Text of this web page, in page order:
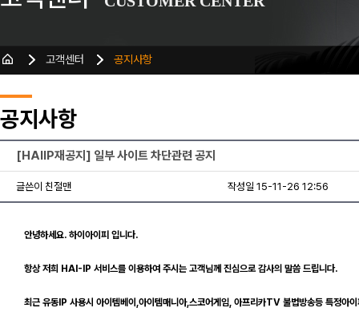
고객센터 공지사항
공지사항
[HAIIP재공지] 일부 사이트 차단관련 공지
글쓴이 친절맨 작성일 15-11-26 12:56
안녕하세요. 하이아이피 입니다.
항상 저희 HAI-IP 서비스를 이용하여 주시는 고객님께 진심으로 감사의 말씀 드립니다.
최근 유동IP 사용시 아이템베이,아이템매니아,스코어게임, 아프리카TV 불법방송등 특정아